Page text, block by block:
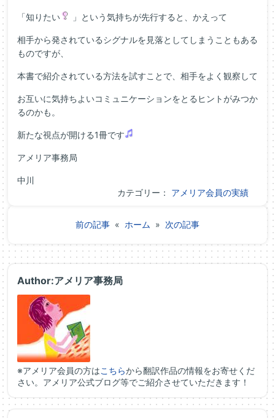
「知りたい 」という気持ちが先行すると、かえって
相手から発されているシグナルを見落としてしまうこともある
ものですが、
本書で紹介されている方法を試すことで、相手をよく観察して
お互いに気持ちよいコミュニケーションをとるヒントがみつか
るのかも。
新たな視点が開ける1冊です
アメリア事務局
中川
カテゴリー： アメリア会員の実績
前の記事 « ホーム » 次の記事
Author:アメリア事務局
※アメリア会員の方はこちらから翻訳作品の情報をお寄せくだ
さい。アメリア公式ブログ等でご紹介させていただきます！